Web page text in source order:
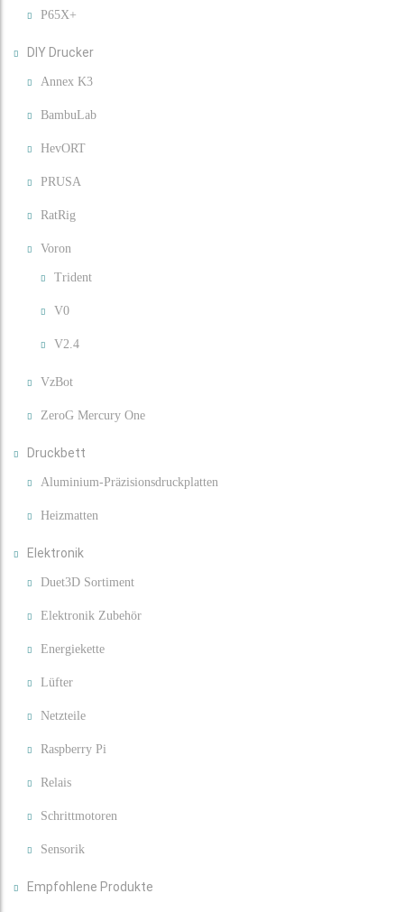
P65X+
DIY Drucker
Annex K3
BambuLab
HevORT
PRUSA
RatRig
Voron
Trident
V0
V2.4
VzBot
ZeroG Mercury One
Druckbett
Aluminium-Präzisionsdruckplatten
Heizmatten
Elektronik
Duet3D Sortiment
Elektronik Zubehör
Energiekette
Lüfter
Netzteile
Raspberry Pi
Relais
Schrittmotoren
Sensorik
Empfohlene Produkte